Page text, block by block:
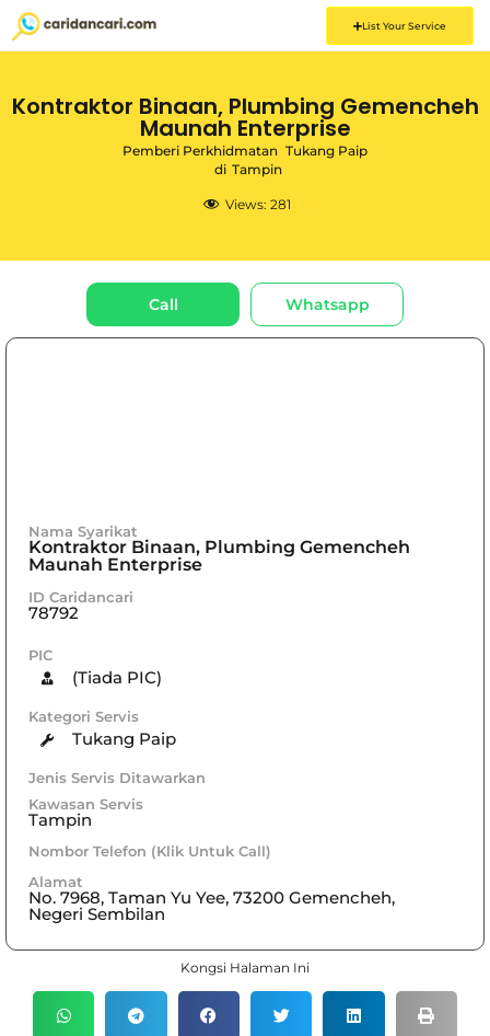
List Your Service
Kontraktor Binaan, Plumbing Gemencheh
Maunah Enterprise
Pemberi Perkhidmatan Tukang Paip
di Tampin
Views: 281
Call Whatsapp
Nama Syarikat
Kontraktor Binaan, Plumbing Gemencheh
Maunah Enterprise
ID Caridancari
78792
PIC
(Tiada PIC)
Kategori Servis
Tukang Paip
Jenis Servis Ditawarkan
Kawasan Servis
Tampin
Nombor Telefon (Klik Untuk Call)
Alamat
No. 7968, Taman Yu Yee, 73200 Gemencheh,
Negeri Sembilan
Kongsi Halaman Ini